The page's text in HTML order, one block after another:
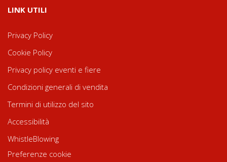
LINK UTILI
Privacy Policy
Cookie Policy
Privacy policy eventi e fiere
Condizioni generali di vendita
Termini di utilizzo del sito
Accessibilità
WhistleBlowing
Preferenze cookie